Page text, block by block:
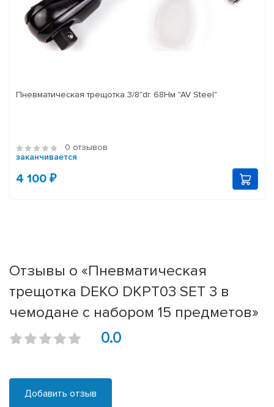
Пневматическая трещотка 3/8"dr. 68Нм "AV Steel"
0 отзывов
заканчивается
4 100 ₽
Отзывы о «Пневматическая
трещотка DEKO DKPT03 SET 3 в
чемодане с набором 15 предметов»
0.0
Добавить отзыв